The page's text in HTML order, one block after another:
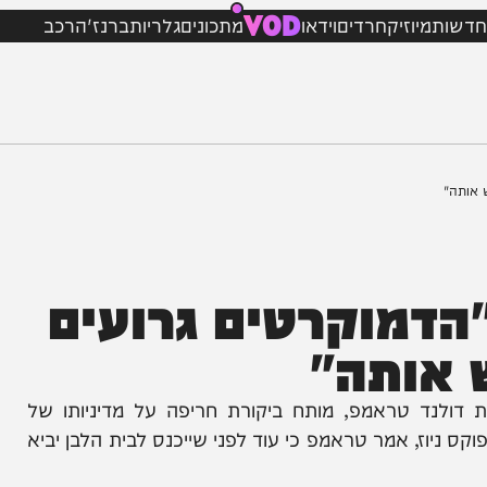
מיוזיקחרדיםוידאוVODמתכוניםגלריותברנז'הרכב
גרועים
טראמפ, מותח ביקורת חריפה על מדיניותו של
אמר טראמפ כי עוד לפני שייכנס לבית הלבן יביא